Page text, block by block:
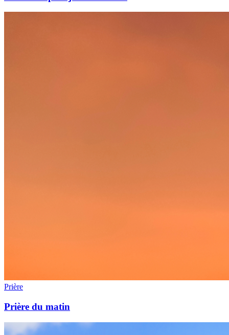
Prière
Prière du matin